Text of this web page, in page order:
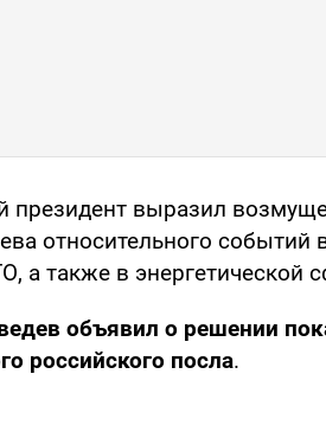
президент выразил
относительного
а также в энергетической
объявил о решении
российского посла.